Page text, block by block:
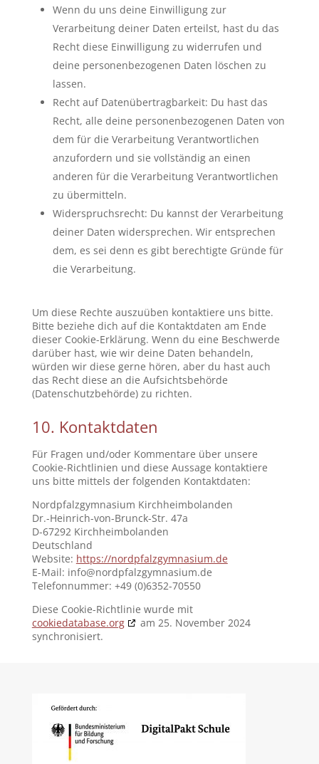
Wenn du uns deine Einwilligung zur
Verarbeitung deiner Daten erteilst, hast du das
Recht diese Einwilligung zu widerrufen und
deine personenbezogenen Daten löschen zu
lassen.
Recht auf Datenübertragbarkeit: Du hast das
Recht, alle deine personenbezogenen Daten von
dem für die Verarbeitung Verantwortlichen
anzufordern und sie vollständig an einen
anderen für die Verarbeitung Verantwortlichen
zu übermitteln.
Widerspruchsrecht: Du kannst der Verarbeitung
deiner Daten widersprechen. Wir entsprechen
dem, es sei denn es gibt berechtigte Gründe für
die Verarbeitung.
Um diese Rechte auszuüben kontaktiere uns bitte.
Bitte beziehe dich auf die Kontaktdaten am Ende
dieser Cookie-Erklärung. Wenn du eine Beschwerde
darüber hast, wie wir deine Daten behandeln,
würden wir diese gerne hören, aber du hast auch
das Recht diese an die Aufsichtsbehörde
(Datenschutzbehörde) zu richten.
10. Kontaktdaten
Für Fragen und/oder Kommentare über unsere
Cookie-Richtlinien und diese Aussage kontaktiere
uns bitte mittels der folgenden Kontaktdaten:
Nordpfalzgymnasium Kirchheimbolanden
Dr.-Heinrich-von-Brunck-Str. 47a
D-67292 Kirchheimbolanden
Deutschland
Website: https://nordpfalzgymnasium.de
E-Mail: info@nordpfalzgymnasium.de
Telefonnummer: +49 (0)6352-70550
Diese Cookie-Richtlinie wurde mit
cookiedatabase.org
am 25. November 2024
synchronisiert.